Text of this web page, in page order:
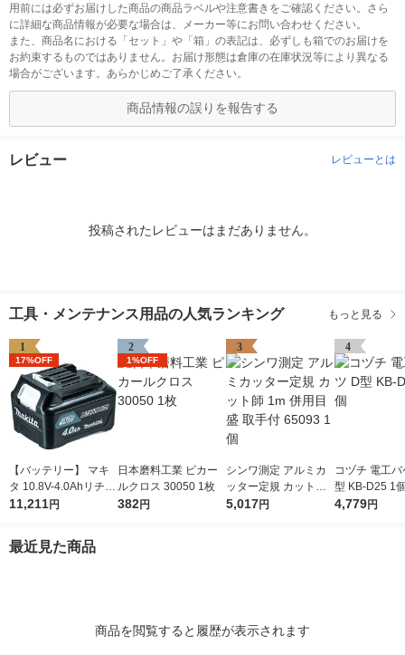
用前には必ずお届けした商品の商品ラベルや注意書きをご確認ください。さら
に詳細な商品情報が必要な場合は、メーカー等にお問い合わせください。
また、商品名における「セット」や「箱」の表記は、必ずしも箱でのお届けを
お約束するものではありません。お届け形態は倉庫の在庫状況等により異なる
場合がございます。あらかじめご了承ください。
商品情報の誤りを報告する
レビュー レビューとは
投稿されたレビューはまだありません。
工具・メンテナンス用品の人気ランキング もっと見る
1
17%OFF
【バッテリー】 マキ
タ 10.8V-4.0Ahリチウ
ムイオンバッテリ A-5
11,211円
2
1%OFF
日本磨料工業 ピカー
ルクロス 30050 1枚
382円
3
シンワ測定 アルミカ
ッター定規 カット師
1m 併用目盛 取手付 6
5,017円
4
コヅチ 電工
型 KB-D25 1
4,779円
最近見た商品
商品を閲覧すると履歴が表示されます